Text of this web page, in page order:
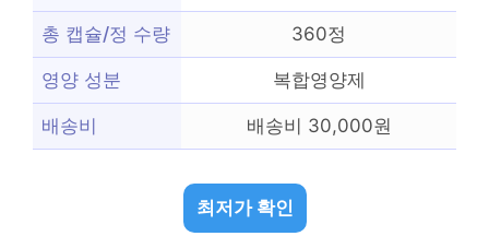
총 캡슐/정 수량 360정
영양 성분 복합영양제
배송비 배송비 30,000원
최저가 확인